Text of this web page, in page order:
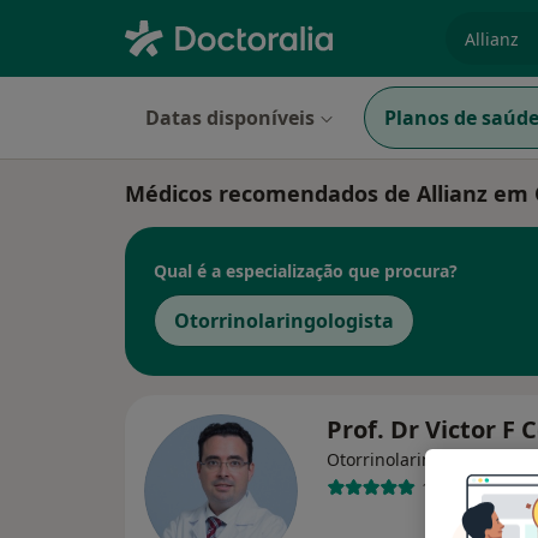
Datas disponíveis Planos de saúde
Médicos recomendados de Allianz em
Qual é a especialização que procura?
Otorrinolaringologista
Prof. Dr Victor F
Otorrinolaringologista
17 opiniões